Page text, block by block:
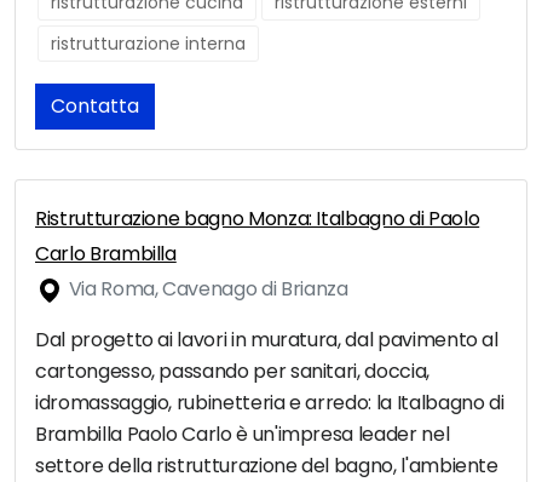
ristrutturazione interna
Contatta
Ristrutturazione bagno Monza: Italbagno di Paolo
Carlo Brambilla
Via Roma, Cavenago di Brianza
Dal progetto ai lavori in muratura, dal pavimento al
cartongesso, passando per sanitari, doccia,
idromassaggio, rubinetteria e arredo: la Italbagno di
Brambilla Paolo Carlo è un'impresa leader nel
settore della ristrutturazione del bagno, l'ambiente